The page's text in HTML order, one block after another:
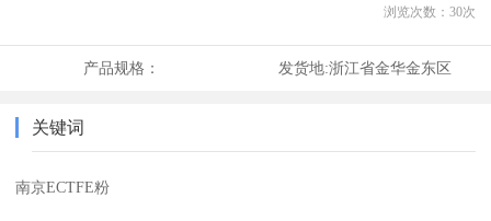
浏览次数： 30次
产品规格： 发货地:浙江省金华金东区
关键词
南京ECTFE粉